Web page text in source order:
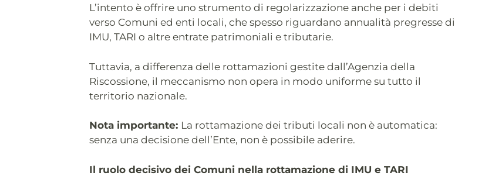
L’intento è offrire uno strumento di regolarizzazione anche per i debiti
verso Comuni ed enti locali, che spesso riguardano annualità pregresse di
IMU, TARI o altre entrate patrimoniali e tributarie.
Tuttavia, a differenza delle rottamazioni gestite dall’Agenzia della
Riscossione, il meccanismo non opera in modo uniforme su tutto il
territorio nazionale.
Nota importante: La rottamazione dei tributi locali non è automatica:
senza una decisione dell’Ente, non è possibile aderire.
Il ruolo decisivo dei Comuni nella rottamazione di IMU e TARI